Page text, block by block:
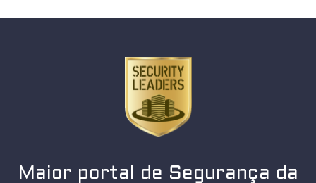
Maior portal de Segurança da